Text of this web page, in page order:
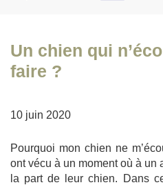
Un chien qui
faire ?
10 juin 2020
Pourquoi mon chien ne
ont vécu à un moment où à un
la part de leur chien. Dans